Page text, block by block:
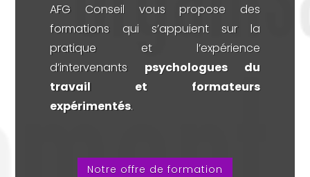
AFG Conseil vous propose des
formations qui s’appuient sur la
pratique et l’expérience
d’intervenants psychologues du
travail et formateurs
expérimentés.
Notre offre de formation